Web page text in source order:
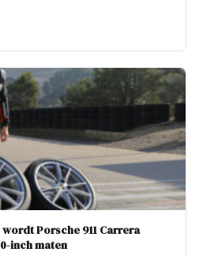
Porsche 911 Carrera
inch maten